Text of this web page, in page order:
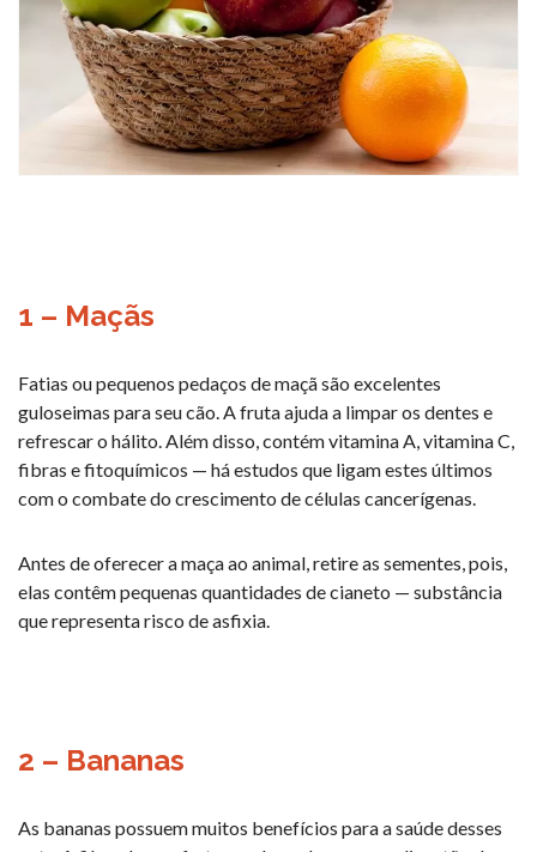
1 – Maçãs
Fatias ou pequenos pedaços de maçã são excelentes
guloseimas para seu cão. A fruta ajuda a limpar os dentes e
refrescar o hálito. Além disso, contém vitamina A, vitamina C,
fibras e fitoquímicos — há estudos que ligam estes últimos
com o combate do crescimento de células cancerígenas.
Antes de oferecer a maça ao animal, retire as sementes, pois,
elas contêm pequenas quantidades de cianeto — substância
que representa risco de asfixia.
2 – Bananas
As bananas possuem muitos benefícios para a saúde desses